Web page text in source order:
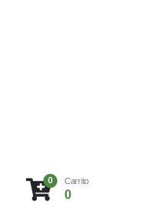
0 Carrito
0